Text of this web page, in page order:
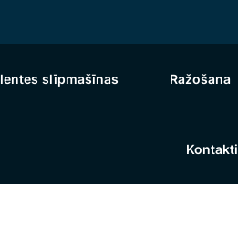
lentes slīpmašīnas Ražošana
Kontakti